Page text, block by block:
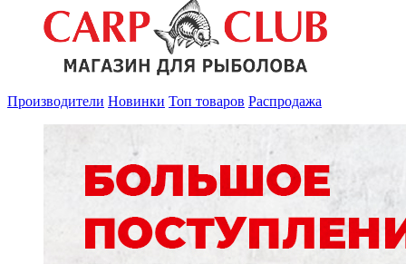
Производители Новинки Топ товаров Распродажа